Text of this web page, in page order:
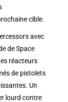
cible.
avec
de Space
réacteurs
de pistolets
Un
lourd contre